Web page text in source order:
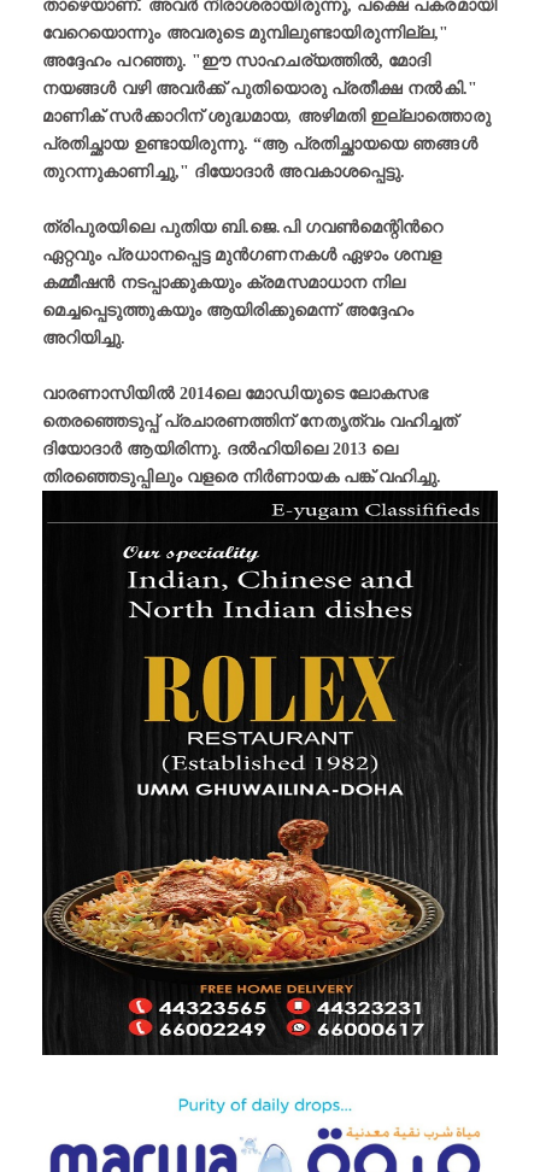
താഴെയാണ്. അവര്‍ നിരാശരായിരുന്നു, പക്ഷെ പകരമായി
വേറെയൊന്നും അവരുടെ മുമ്പിലുണ്ടായിരുന്നില്ല,"
അദ്ദേഹം പറഞ്ഞു. "ഈ സാഹചര്യത്തിൽ, മോദി
നയങ്ങൾ വഴി അവർക്ക് പുതിയൊരു പ്രതീക്ഷ നല്‍കി."
മാണിക് സർക്കാറിന് ശുദ്ധമായ, അഴിമതി ഇല്ലാത്തൊരു
പ്രതിച്ഛായ ഉണ്ടായിരുന്നു. “ആ പ്രതിച്ഛായയെ ഞങ്ങൾ
തുറന്നുകാണിച്ചു," ദിയോദാർ അവകാശപ്പെട്ടു.
ത്രിപുരയിലെ പുതിയ ബി.ജെ.പി ഗവൺമെന്റിന്‍റെ
ഏറ്റവും പ്രധാനപ്പെട്ട മുൻഗണനകൾ ഏഴാം ശമ്പള
കമ്മീഷൻ നടപ്പാക്കുകയും ക്രമസമാധാന നില
മെച്ചപ്പെടുത്തുകയും ആയിരിക്കുമെന്ന് അദ്ദേഹം
അറിയിച്ചു.
വാരണാസിയിൽ 2014ലെ മോഡിയുടെ ലോകസഭ
തെരഞ്ഞെടുപ്പ് പ്രചാരണത്തിന് നേതൃത്വം വഹിച്ചത്
ദിയോദാർ ആയിരിന്നു. ദൽഹിയിലെ 2013 ലെ
തിരഞ്ഞെടുപ്പിലും വളരെ നിർണായക പങ്ക് വഹിച്ചു.